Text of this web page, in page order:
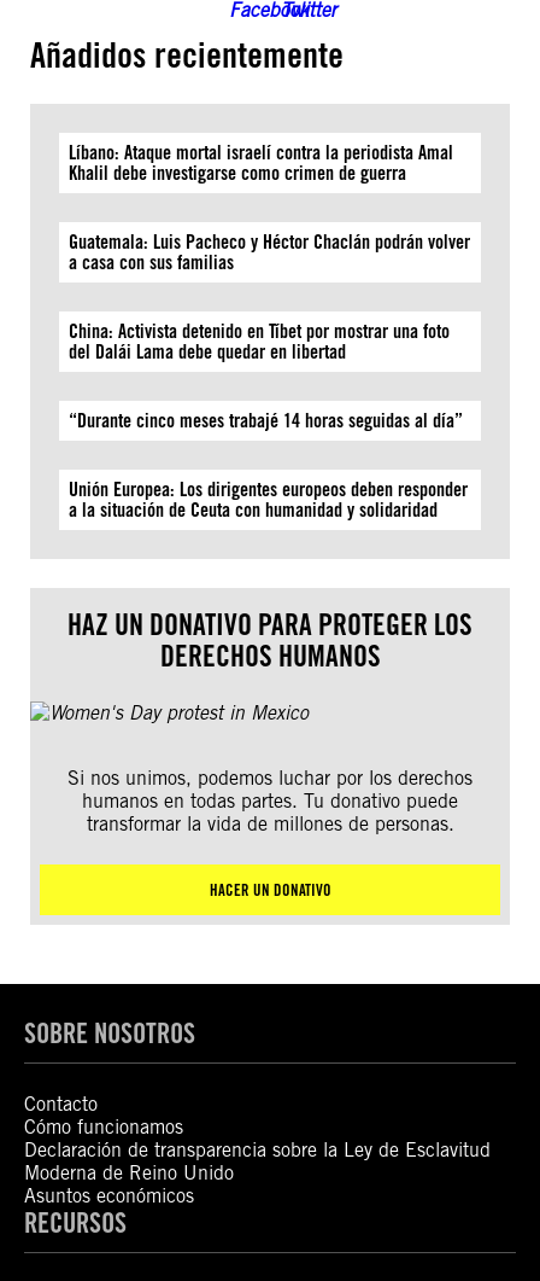
Añadidos recientemente
Líbano: Ataque mortal israelí contra la periodista Amal
Khalil debe investigarse como crimen de guerra
Guatemala: Luis Pacheco y Héctor Chaclán podrán volver
a casa con sus familias
China: Activista detenido en Tíbet por mostrar una foto
del Dalái Lama debe quedar en libertad
“Durante cinco meses trabajé 14 horas seguidas al día”
Unión Europea: Los dirigentes europeos deben responder
a la situación de Ceuta con humanidad y solidaridad
HAZ UN DONATIVO PARA PROTEGER LOS
DERECHOS HUMANOS
Si nos unimos, podemos luchar por los derechos
humanos en todas partes. Tu donativo puede
transformar la vida de millones de personas.
HACER UN DONATIVO
SOBRE NOSOTROS
Contacto
Cómo funcionamos
Declaración de transparencia sobre la Ley de Esclavitud
Moderna de Reino Unido
Asuntos económicos
RECURSOS